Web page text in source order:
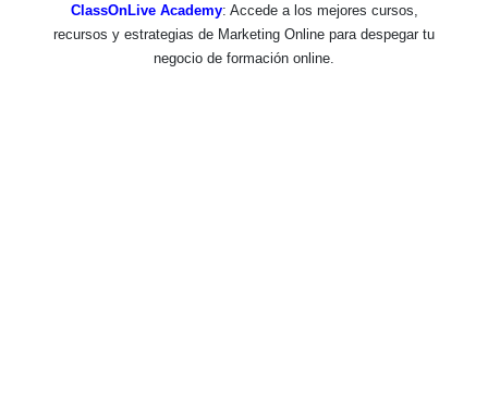
ClassOnLive Academy: Accede a los mejores cursos,
recursos y estrategias de Marketing Online para despegar tu
negocio de formación online.